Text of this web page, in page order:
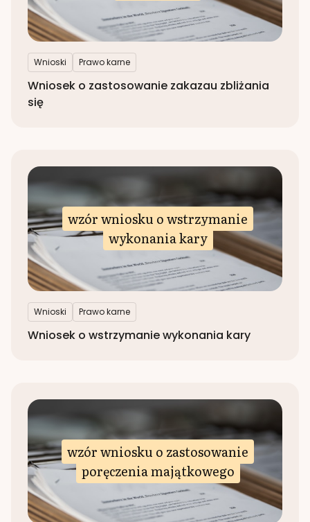
Wnioski Prawo karne
Wniosek o zastosowanie zakazau zbliżania
się
wzór wniosku o wstrzymanie
wykonania kary
Wnioski Prawo karne
Wniosek o wstrzymanie wykonania kary
wzór wniosku o zastosowanie
poręczenia majątkowego